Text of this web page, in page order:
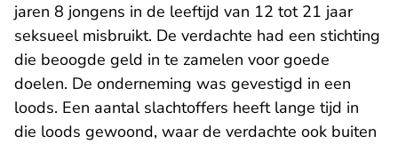
jaren 8 jongens in de leeftijd van 12 tot 21 jaar
seksueel misbruikt. De verdachte had een stichting
die beoogde geld in te zamelen voor goede
doelen. De onderneming was gevestigd in een
loods. Een aantal slachtoffers heeft lange tijd in
die loods gewoond, waar de verdachte ook buiten